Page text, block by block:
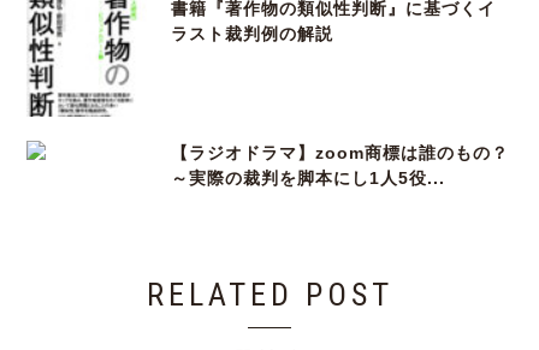
書籍『著作物の類似性判断』に基づくイ
ラスト裁判例の解説
【ラジオドラマ】zoom商標は誰のもの？
～実際の裁判を脚本にし1人5役...
RELATED POST